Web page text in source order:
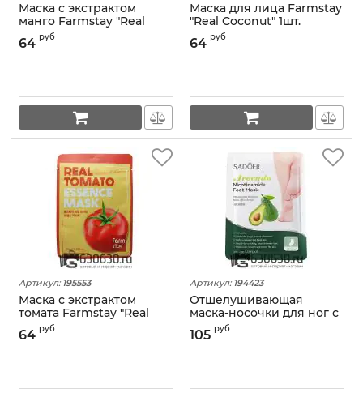
Маска с экстрактом
манго Farmstay "Real
Mango" 1шт.
64 руб
Маска для лица Farmstay
"Real Coconut" 1шт.
64 руб
Артикул: 195553
Маска с экстрактом
томата Farmstay "Real
Tomato" 1шт.
64 руб
Артикул: 194423
Отшелушивающая
маска-носочки для ног с
авокадо SADOER
"Avocado Nicotinamide
105 руб